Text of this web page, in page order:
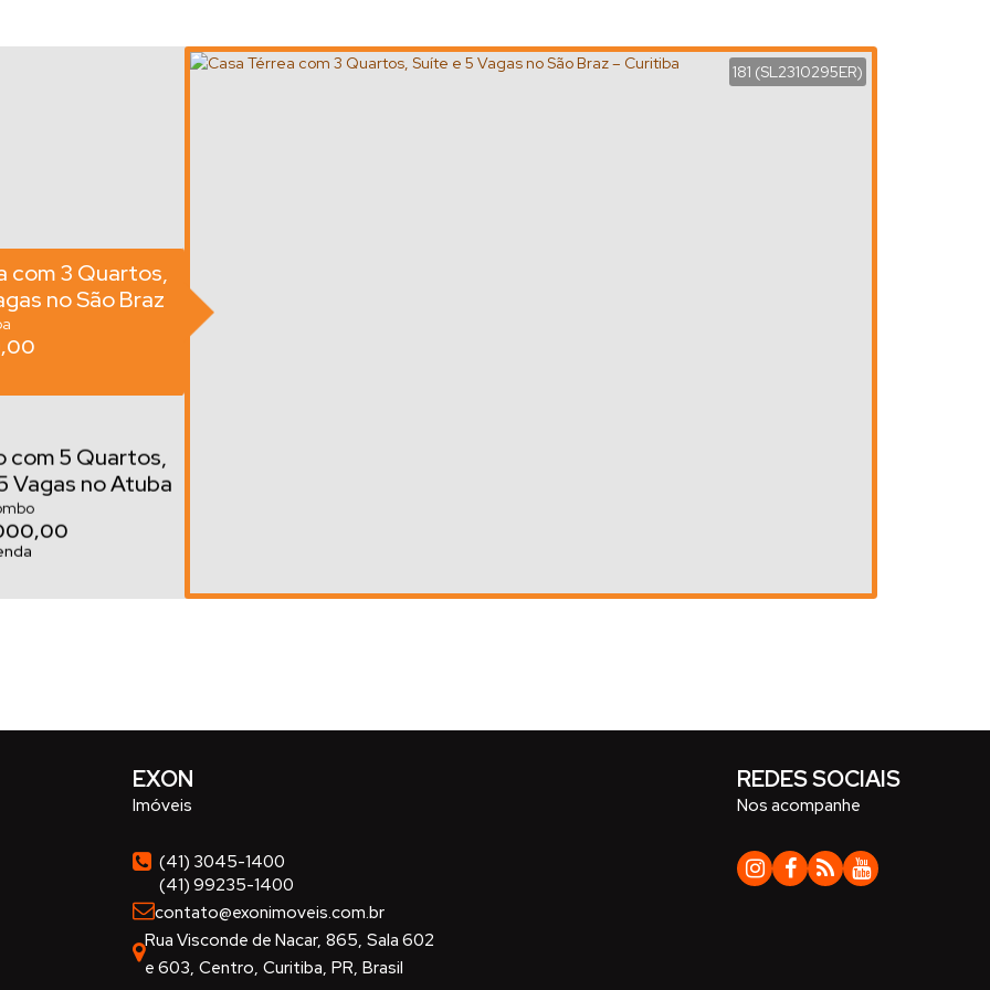
com 3 Quartos,
no São Braz
com 5 Quartos,
Vagas no Atuba
| Averbado e
em Terreno
181 (SL2310295ER)
EXON
Imóveis
(41) 3045-1400
(41) 99235-1400
contato@exonimoveis.com.br
Rua Visconde de Nacar, 865, Sala 602
e 603, Centro, Curitiba, PR, Brasil
REDES SOCIAIS
Nos acompanhe